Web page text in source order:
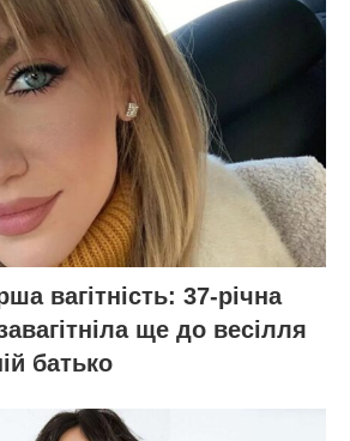
вагітність: 37-річна
ще до весілля
батько